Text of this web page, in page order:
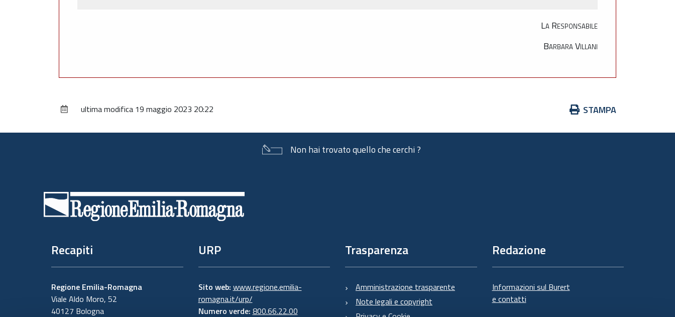
La Responsabile
Barbara Villani
Azioni
documento
STAMPA
ultima modifica 19 maggio 2023 20:22
Non hai trovato quello che cerchi ?
Recapiti
Regione Emilia-Romagna
Viale Aldo Moro, 52
40127 Bologna
URP
Sito web: www.regione.emilia-
romagna.it/urp/
Numero verde: 800.66.22.00
Trasparenza
Amministrazione trasparente
Note legali e copyright
Redazione
Informazioni sul Burert
e contatti